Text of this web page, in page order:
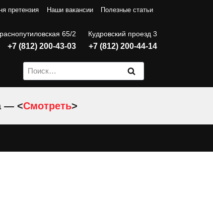
претензия Наши вакансии Полезные статьи
65/2
+7 (812) 200-43-03
Кудровский проезд 3
+7 (812) 200-44-14
Найти:
— <Смотреть>